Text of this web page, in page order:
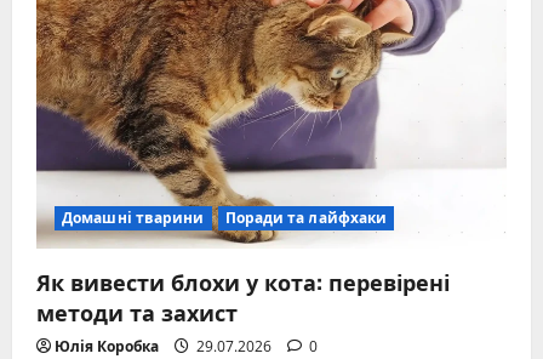
Домашні тварини Поради та лайфхаки
Як вивести блохи у кота: перевірені
методи та захист
Юлія Коробка 29.07.2026 0